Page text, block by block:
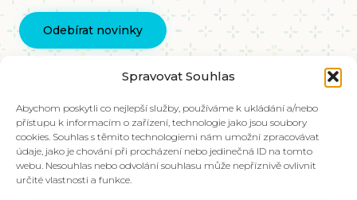
Spravovat Souhlas
Abychom poskytli co nejlepší služby, používáme k ukládání a/nebo
přístupu k informacím o zařízení, technologie jako jsou soubory
cookies. Souhlas s těmito technologiemi nám umožní zpracovávat
údaje, jako je chování při procházení nebo jedinečná ID na tomto
webu. Nesouhlas nebo odvolání souhlasu může nepříznivě ovlivnit
určité vlastnosti a funkce.
Kontaktujte nás
info@vychovakectnostem.cz
Nadace Pangea, Rohanské nábřeží 671/15, Karlín,
186 00 Praha 8
V případě zájmu o materiály ve slovenštině,
kontaktujte kolegy na emailu: